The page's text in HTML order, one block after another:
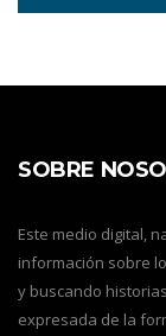
SOBRE
Este medio digital,
información sobre
y buscando
expresada de la